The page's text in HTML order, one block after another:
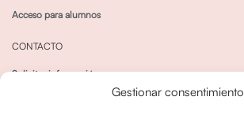
Gestionar consentimiento
Acceso para alumnos
CONTACTO
Solicitar información